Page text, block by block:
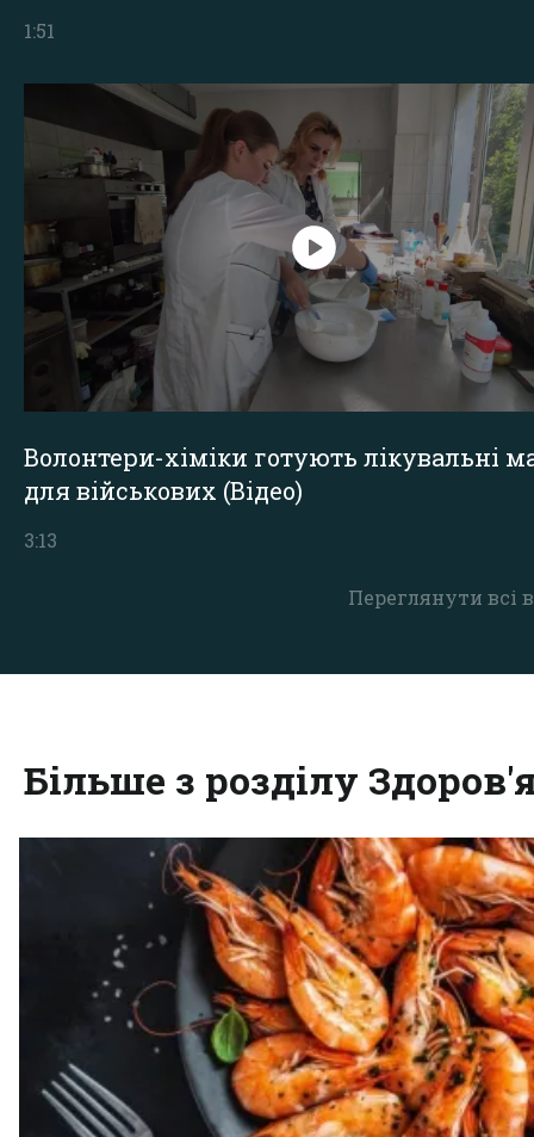
Переглянути всі
1:51
Волонтери-хіміки готують лікувальні
для військових (Відео)
3:13
Більше з розділу